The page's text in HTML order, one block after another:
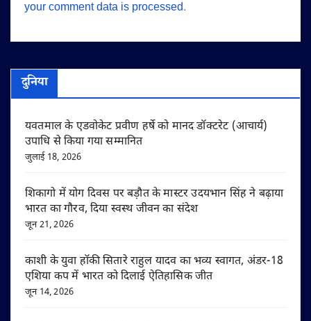
your comment data is processed.
दुनिया
यवतमाल के एडवोकेट प्रवीण हर्षे को मानद डॉक्टरेट (आचार्य)
उपाधि से किया गया सम्मानित
जुलाई 18, 2026
शिकागो में योग दिवस पर बड़ौत के मास्टर उदयभान सिंह ने बढ़ाया
भारत का गौरव, दिया स्वस्थ जीवन का संदेश
जून 21, 2026
काशी के युवा हॉकी सितारे राहुल यादव का भव्य स्वागत, अंडर-18
एशिया कप में भारत को दिलाई ऐतिहासिक जीत
जून 14, 2026